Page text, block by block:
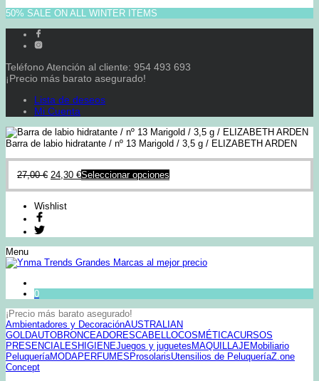
50% SALE ON ALL WINTER ITEMS
Teléfono Atención al cliente: 954 493 693
¡Precio más barato asegurado!
Lista de deseos
Mi Cuenta
Barra de labio hidratante / nº 13 Marigold / 3,5 g / ELIZABETH ARDEN
27,00€ 24,30 €Seleccionar opciones
Wishlist
Menu
0
¡Precio más barato asegurado!
Ambientadores y DecoraciónAUSTRALIAN
GOLDAUTOBRONCEADORESCABELLOCOSMÉTICACURSOS
PRESENCIALES HIGIENEJuegos y juguetes MAQUILLAJEMobiliario
PeluqueríaMODAPERFUMES ProsolarisUtensilios de PeluqueríaZ.one
Concept